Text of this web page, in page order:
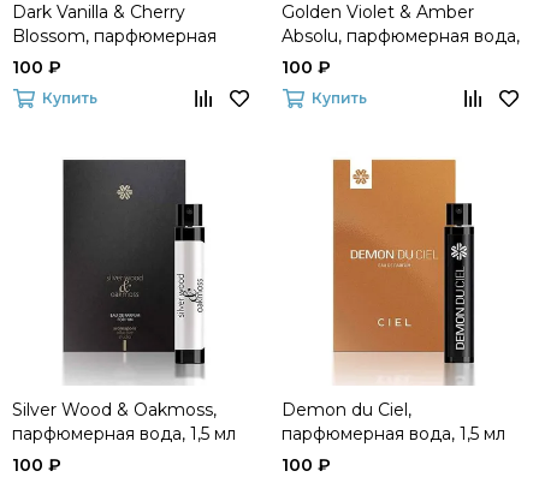
Dark Vanilla & Cherry
Blossom, парфюмерная
вода 1,5 мл
100 ₽
Купить
Golden Violet & Amber
Absolu, парфюмерная вода,
1,5 мл
100 ₽
Купить
Silver Wood & Oakmoss,
парфюмерная вода, 1,5 мл
100 ₽
Demon du Ciel,
парфюмерная вода, 1,5 мл
100 ₽